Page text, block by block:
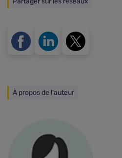
À propos de l'auteur